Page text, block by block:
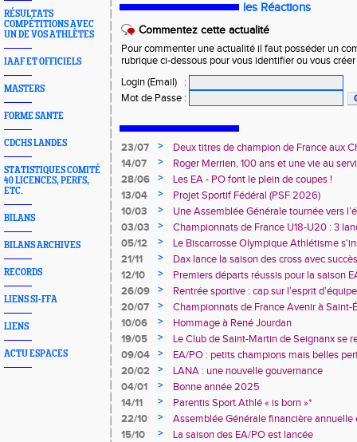
RÉSULTATS
COMPÉTITIONS AVEC
UN DE VOS ATHLÈTES
IAAF ET OFFICIELS
MASTERS
FORME SANTE
CDCHS LANDES
STATISTIQUES COMITÉ
40 LICENCES, PERFS,
ETC.
BILANS
BILANS ARCHIVES
RECORDS
LIENS SI-FFA
LIENS
ACTU ESPACES
les Réactions
Commentez cette actualité
Pour commenter une actualité il faut posséder un
rubrique ci-dessous pour vous identifier ou vous
Login (Email)
:
Mot de Passe :
23/07 >
Deux titres de champion de France aux
Avenir !
14/07 >
Roger Merrien, 100 ans et une vie au
28/06
>
Les EA - PO font le plein de coupes !
13/04
>
Projet Sportif Fédéral (PSF 2026)
10/03
>
Une Assemblée Générale tournée vers
03/03
>
Championnats de France U18-U20 : 3
deux champions de France
05/12 >
Le Biscarrosse Olympique Athlétisme
"Du Stade vers l'Emploi"
21/11 >
Dax lance la saison des cross avec succès
12/10
>
Premiers départs réussis pour la saison
26/09
>
Rentrée sportive : cap sur l’esprit
20/07
>
Championnats de France Avenir à Saint-
rendez-vous
10/06 >
Hommage à René Jourdan
19/05
>
Le Club de Saint-Martin de Seignanx se
09/04
>
EA/PO : petits champions mais belles
20/02
>
LANA : une nouvelle gouvernance
04/01
>
Bonne année 2025
14/11
>
Parentis Sport Athlé « is born »*
22/10
>
Assemblée Générale financière
des Landes d’Athlétisme
15/10 >
La saison des EA/PO est lancée